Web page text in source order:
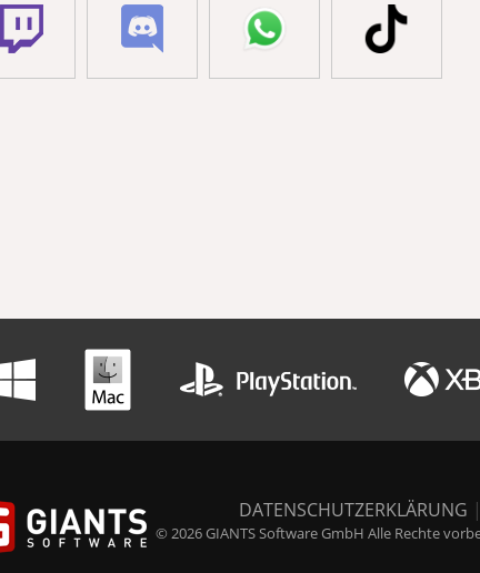
DATENSCHUTZERKLÄRUNG |
© 2026 GIANTS Software GmbH Alle Rechte